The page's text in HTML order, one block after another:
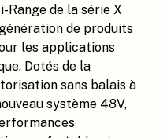
Range de la série X
de produits
les applications
Dotés de la
sans balais à
système 48V,